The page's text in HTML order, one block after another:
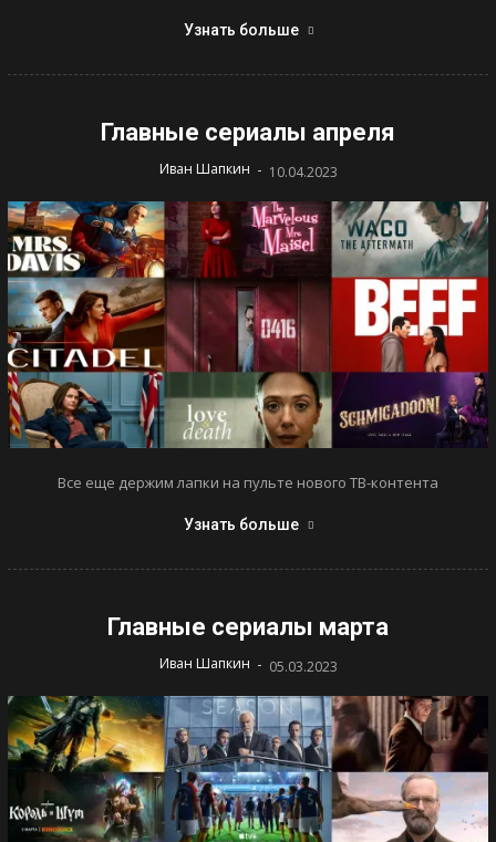
Узнать больше
Главные сериалы апреля
Иван Шапкин - 10.04.2023
Все еще держим лапки на пульте нового ТВ-контента
Узнать больше
Главные сериалы марта
Иван Шапкин - 05.03.2023